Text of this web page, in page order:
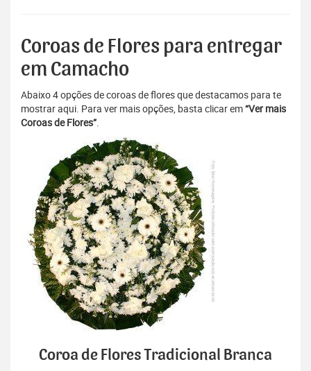
Coroas de Flores para entregar
em Camacho
Abaixo 4 opções de coroas de flores que destacamos para te
mostrar aqui. Para ver mais opções, basta clicar em“Ver mais
Coroas de Flores”.
Coroa de Flores Tradicional Branca